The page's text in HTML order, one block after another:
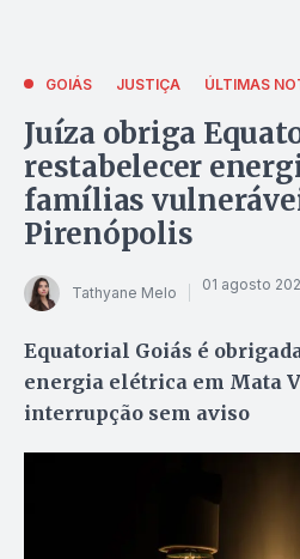
GOIÁS JUSTIÇA ÚLTIMAS
Juíza obriga
restabelecer
famílias
Pirenópolis
Tathyane Melo 01 agosto
Equatorial Goiás é
energia elétrica em Mata
interrupção sem aviso